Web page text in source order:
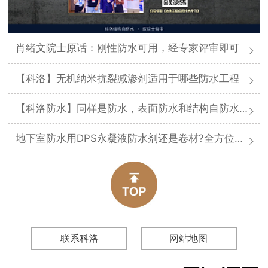
肖绪文院士原话：刚性防水可用，经专家评审即可
【科洛】无机纳米抗裂减渗剂适用于哪些防水工程
【科洛防水】同样是防水，表面防水和结构自防水差在哪
地下室防水用DPS永凝液防水剂还是卷材?全方位对比分析
联系科洛 网站地图